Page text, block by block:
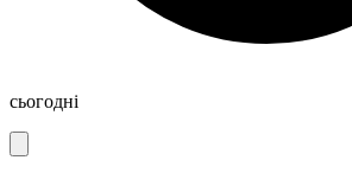
сьогодні